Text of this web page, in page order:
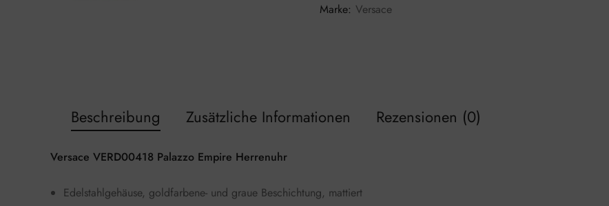
Marke: Versace
Beschreibung Zusätzliche Informationen Rezensionen (0)
Versace VERD00418 Palazzo Empire Herrenuhr
Edelstahlgehäuse, goldfarbene- und graue Beschichtung, mattiert